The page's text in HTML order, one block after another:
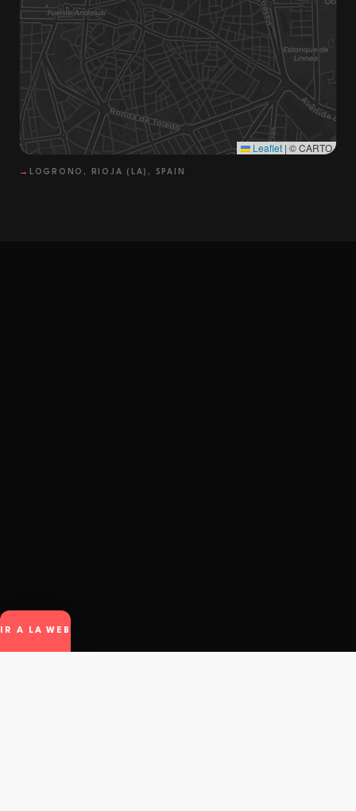
Leaflet | © CARTO
→ LOGRONO, RIOJA (LA), SPAIN
IR A LA WEB